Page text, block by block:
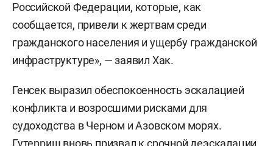
Российской Федерации, которые, как
сообщается, привели к жертвам среди
гражданского населения и ущербу гражданской
инфраструктуре», — заявил Хак.
Генсек выразил обеспокоенность эскалацией
конфликта и возросшими рисками для
судоходства в Черном и Азовском морях.
Гутерриш вновь призвал к срочной деэскалации,